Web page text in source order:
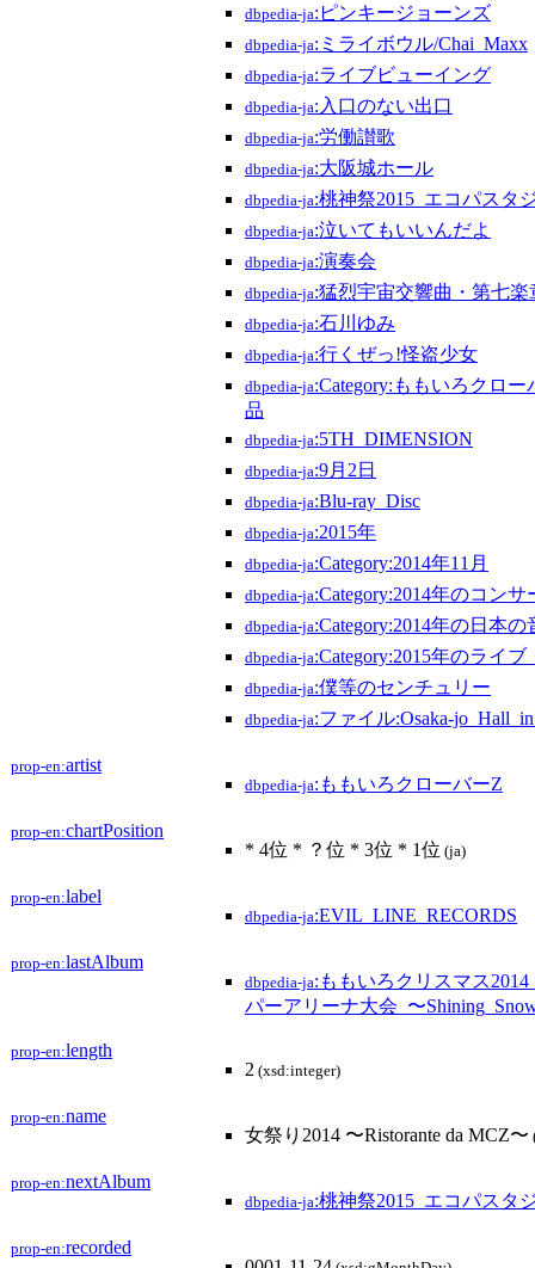
dbpedia-ja:ピンキージョーンズ
dbpedia-ja:ミライボウル/Chai_Maxx
dbpedia-ja:ライブビューイング
dbpedia-ja:入口のない出口
dbpedia-ja:労働讃歌
dbpedia-ja:大阪城ホール
dbpedia-ja:桃神祭2015_エコパスタ
dbpedia-ja:泣いてもいいんだよ
dbpedia-ja:演奏会
dbpedia-ja:猛烈宇宙交響曲・第七
dbpedia-ja:石川ゆみ
dbpedia-ja:行くぜっ!怪盗少女
dbpedia-ja:Category:ももいろクロ
品
dbpedia-ja:5TH_DIMENSION
dbpedia-ja:9月2日
dbpedia-ja:Blu-ray_Disc
dbpedia-ja:2015年
dbpedia-ja:Category:2014年11月
dbpedia-ja:Category:2014年のコンサ
dbpedia-ja:Category:2014年の日本の
dbpedia-ja:Category:2015年のライ
dbpedia-ja:僕等のセンチュリー
dbpedia-ja:ファイル:Osaka-
prop-en:artist
dbpedia-ja:ももいろクローバーZ
prop-en:chartPosition
* 4位 * ？位 * 3位 * 1位 (ja)
prop-en:label
dbpedia-ja:EVIL_LINE_RECORDS
prop-en:lastAlbum
dbpedia-ja:ももいろクリスマス
パーアリーナ大会_〜
prop-en:length
2 (xsd:integer)
prop-en:name
女祭り2014 〜Ristorante da MCZ〜
prop-en:nextAlbum
dbpedia-ja:桃神祭2015_エコパスタ
prop-en:recorded